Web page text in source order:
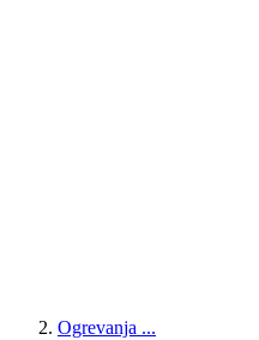
Ogrevanja ...